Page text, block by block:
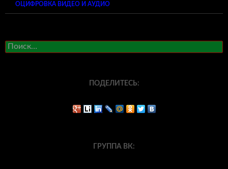
ОЦИФРОВКА ВИДЕО И АУДИО
Найти:
ПОДЕЛИТЕСЬ:
ГРУППА ВК: